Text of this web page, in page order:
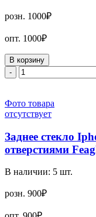
розн. 1000₽
опт. 1000₽
В корзину
-
Фото товара
отсутствует
Заднее стекло
отверстиями
В наличии: 5 шт.
розн. 900₽